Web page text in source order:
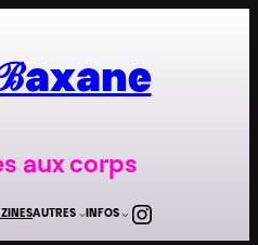
aux corps
ZINESAUTRES INFOS Instagram